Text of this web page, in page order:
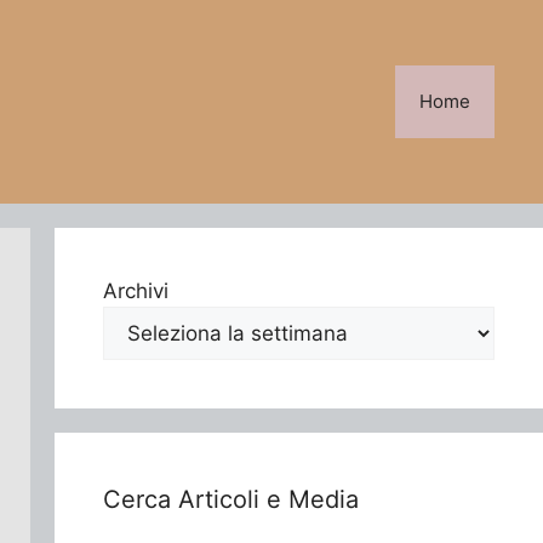
Home
Archivi
Cerca Articoli e Media